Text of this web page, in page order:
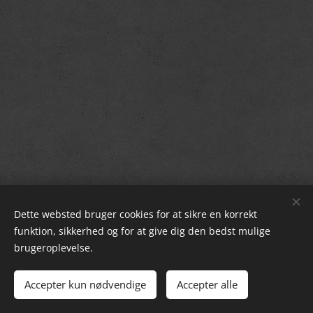
Partydonkey
Cookies
Dette websted bruger cookies for at sikre en korrekt
funktion, sikkerhed og for at give dig den bedst mulige
brugeroplevelse.
Accepter kun nødvendige Accepter alle